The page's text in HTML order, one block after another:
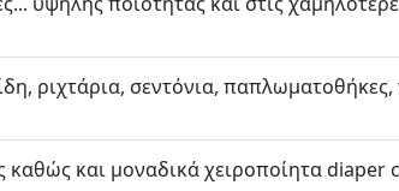
ριχτάρια, σεντόνια,
και μοναδικά χειροποίητα diaper